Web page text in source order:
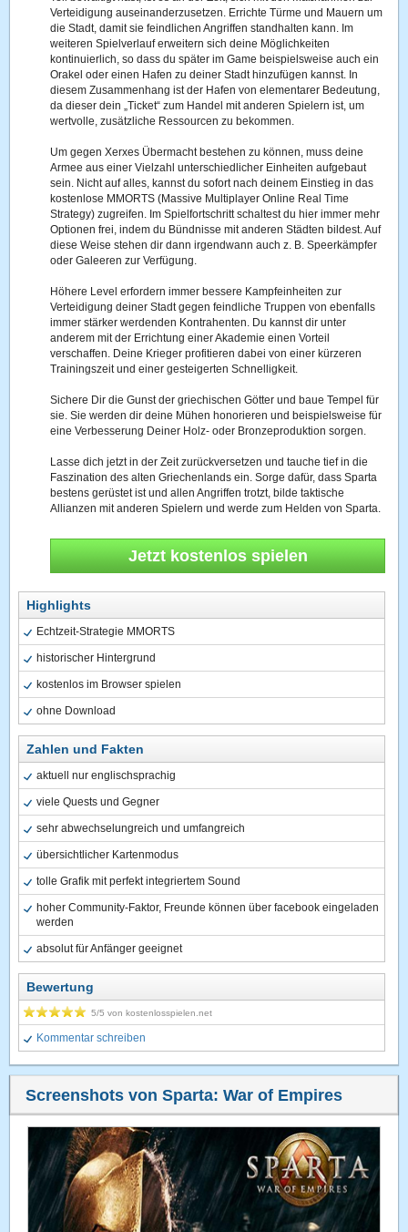
Verteidigung auseinanderzusetzen. Errichte Türme und Mauern um
die Stadt, damit sie feindlichen Angriffen standhalten kann. Im
weiteren Spielverlauf erweitern sich deine Möglichkeiten
kontinuierlich, so dass du später im Game beispielsweise auch ein
Orakel oder einen Hafen zu deiner Stadt hinzufügen kannst. In
diesem Zusammenhang ist der Hafen von elementarer Bedeutung,
da dieser dein „Ticket“ zum Handel mit anderen Spielern ist, um
wertvolle, zusätzliche Ressourcen zu bekommen.
Um gegen Xerxes Übermacht bestehen zu können, muss deine
Armee aus einer Vielzahl unterschiedlicher Einheiten aufgebaut
sein. Nicht auf alles, kannst du sofort nach deinem Einstieg in das
kostenlose MMORTS (Massive Multiplayer Online Real Time
Strategy) zugreifen. Im Spielfortschritt schaltest du hier immer mehr
Optionen frei, indem du Bündnisse mit anderen Städten bildest. Auf
diese Weise stehen dir dann irgendwann auch z. B. Speerkämpfer
oder Galeeren zur Verfügung.
Höhere Level erfordern immer bessere Kampfeinheiten zur
Verteidigung deiner Stadt gegen feindliche Truppen von ebenfalls
immer stärker werdenden Kontrahenten. Du kannst dir unter
anderem mit der Errichtung einer Akademie einen Vorteil
verschaffen. Deine Krieger profitieren dabei von einer kürzeren
Trainingszeit und einer gesteigerten Schnelligkeit.
Sichere Dir die Gunst der griechischen Götter und baue Tempel für
sie. Sie werden dir deine Mühen honorieren und beispielsweise für
eine Verbesserung Deiner Holz- oder Bronzeproduktion sorgen.
Lasse dich jetzt in der Zeit zurückversetzen und tauche tief in die
Faszination des alten Griechenlands ein. Sorge dafür, dass Sparta
bestens gerüstet ist und allen Angriffen trotzt, bilde taktische
Allianzen mit anderen Spielern und werde zum Helden von Sparta.
Jetzt kostenlos spielen
Highlights
Echtzeit-Strategie MMORTS
historischer Hintergrund
kostenlos im Browser spielen
ohne Download
Zahlen und Fakten
aktuell nur englischsprachig
viele Quests und Gegner
sehr abwechselungreich und umfangreich
übersichtlicher Kartenmodus
tolle Grafik mit perfekt integriertem Sound
hoher Community-Faktor, Freunde können über facebook eingeladen
werden
absolut für Anfänger geeignet
Bewertung
5/5 vonkostenlosspielen.net
Kommentar schreiben
Screenshots von Sparta: War of Empires